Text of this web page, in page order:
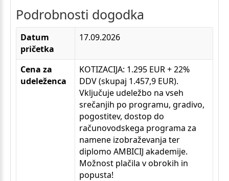
Podrobnosti dogodka
Datum
pričetka
17.09.2026
Cena za
udeleženca
KOTIZACIJA: 1.295 EUR + 22%
DDV (skupaj 1.457,9 EUR).
Vključuje udeležbo na vseh
srečanjih po programu, gradivo,
pogostitev, dostop do
računovodskega programa za
namene izobraževanja ter
diplomo AMBICIJ akademije.
Možnost plačila v obrokih in
popusta!